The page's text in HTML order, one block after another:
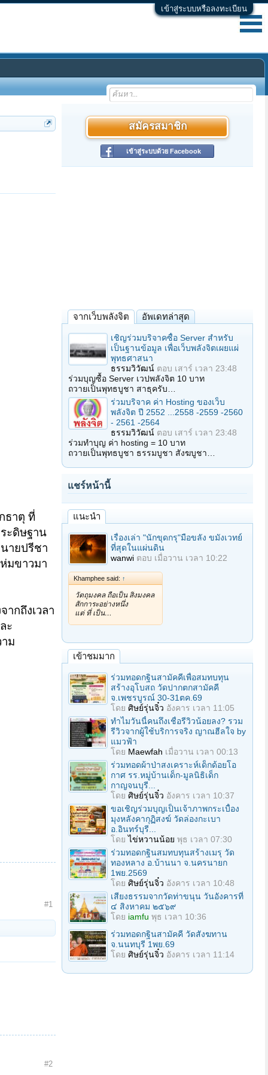
เข้าสู่ระบบหรือลงทะเบียน
ธาตุ ที่
ะดิษฐาน
ายปรีชา
มขาวมา
กถึงเวลา
ะ
ม
#1
#2
สมัครสมาชิก
เข้าสู่ระบบด้วย Facebook
จากเว็บพลังจิต อัพเดทล่าสุด
เชิญร่วมบริจาคซื้อ Server สำหรับ
เป็นฐานข้อมูล เพื่อเว็บพลังจิตเผยแผ่
พุทธศาสนา
ธรรมวิวัฒน์ ตอบ เสาร์ เวลา 23:48
ร่วมบุญซื้อ Server เวปพลังจิต 10 บาท
ถวายเป็นพุทธบูชา สาธุครับ…
ร่วมบริจาค ค่า Hosting ของเว็บ
พลังจิต ปี 2552 ...2558 -2559 -2560
- 2561 -2564
ธรรมวิวัฒน์ ตอบ เสาร์ เวลา 23:48
ร่วมทำบุญ ค่า hosting = 10 บาท
ถวายเป็นพุทธบูชา ธรรมบูชา สังฆบูชา…
แชร์หน้านี้
แนะนำ
เรื่องเล่า "นักขุดกรุ"มือขลัง ขมังเวทย์
ที่สุดในแผ่นดิน
wanwi ตอบ เมื่อวาน เวลา 10:22
Khamphee said: ↑
วัตถุมงคล ถือเป็น สิ่งมงคล
สักการะอย่างหนึ่ง
แต่ ที่ เป็น…
เข้าชมมาก
ร่วมทอดกฐินสามัคคีเพื่อสมทบทุน
สร้างอุโบสถ วัดปากตกสามัคคี
จ.เพชรบูรณ์ 30-31ตค.69
โดย ศิษย์รุ่นจิ๋ว อังคาร เวลา 11:05
ทำไมวันนี้คนถึงเชื่อรีวิวน้อยลง? รวม
รีวิวจากผู้ใช้บริการจริง ญาณฮีลใจ by
แมวฟ้า
โดย Maewfah เมื่อวาน เวลา 00:13
ร่วมทอดผ้าป่าสงเคราะห์เด็กด้อยโอ
กาศ รร.หมู่บ้านเด็ก-มูลนิธิเด็ก
กาญจนบุรี...
โดย ศิษย์รุ่นจิ๋ว อังคาร เวลา 10:37
ขอเชิญร่วมบุญเป็นเจ้าภาพกระเบื้อง
มุงหลังคากุฏิสงฆ์ วัดล่องกะเบา
อ.อินทร์บุรี...
โดยไข่หวานน้อย พุธ เวลา 07:30
ร่วมทอดกฐินสมทบทุนสร้างเมรุ วัด
ทองหลาง อ.บ้านนา จ.นครนายก
1พย.2569
โดย ศิษย์รุ่นจิ๋ว อังคาร เวลา 10:48
เสียงธรรมจากวัดท่าขนุน วันอังคารที่
๔ สิงหาคม ๒๕๖๙
โดย iamfu พุธ เวลา 10:36
ร่วมทอดกฐินสามัคคี วัดสังฆทาน
จ.นนทบุรี 1พย.69
โดย ศิษย์รุ่นจิ๋ว อังคาร เวลา 11:14